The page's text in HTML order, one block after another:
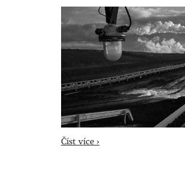
Číst více ›